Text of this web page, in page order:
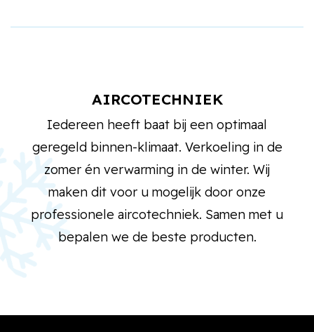
AIRCOTECHNIEK
Iedereen heeft baat bij een optimaal
geregeld binnen-klimaat. Verkoeling in de
zomer én verwarming in de winter. Wij
maken dit voor u mogelijk door onze
professionele aircotechniek. Samen met u
bepalen we de beste producten.